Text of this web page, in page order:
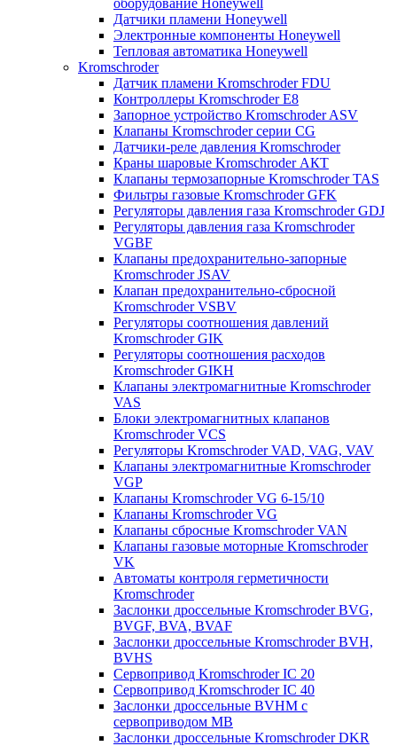
оборудование Honeywell
Датчики пламени Honeywell
Электронные компоненты Honeywell
Тепловая автоматика Honeywell
Kromschroder
Датчик пламени Kromschroder FDU
Контроллеры Kromschroder E8
Запорное устройство Kromschroder ASV
Клапаны Kromschroder серии CG
Датчики-реле давления Kromschroder
Краны шаровые Kromschroder АКТ
Клапаны термозапорные Kromschroder TAS
Фильтры газовые Kromschroder GFK
Регуляторы давления газа Kromschroder GDJ
Регуляторы давления газа Kromschroder
VGBF
Клапаны предохранительно-запорные
Kromschroder JSAV
Клапан предохранительно-сбросной
Kromschroder VSBV
Регуляторы соотношения давлений
Kromschroder GIK
Регуляторы соотношения расходов
Kromschroder GIKH
Клапаны электромагнитные Kromschroder
VAS
Блоки электромагнитных клапанов
Kromschroder VCS
Регуляторы Kromschroder VAD, VAG, VAV
Клапаны электромагнитные Kromschroder
VGP
Клапаны Kromschroder VG 6-15/10
Клапаны Kromschroder VG
Клапаны сбросные Kromschroder VAN
Клапаны газовые моторные Kromschroder
VK
Автоматы контроля герметичности
Kromschroder
Заслонки дроссельные Kromschroder BVG,
BVGF, BVA, BVAF
Заслонки дроссельные Kromschroder BVH,
BVHS
Сервопривод Kromschroder IC 20
Сервопривод Kromschroder IC 40
Заслонки дроссельные BVHM с
сервоприводом МВ
Заслонки дроссельные Kromschroder DKR